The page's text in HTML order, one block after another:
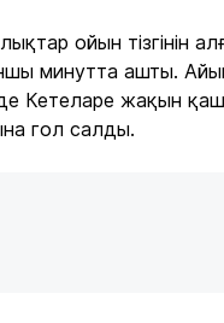
ойын тізгінін
минутта ашты.
Кетеларе жақын
гол салды.